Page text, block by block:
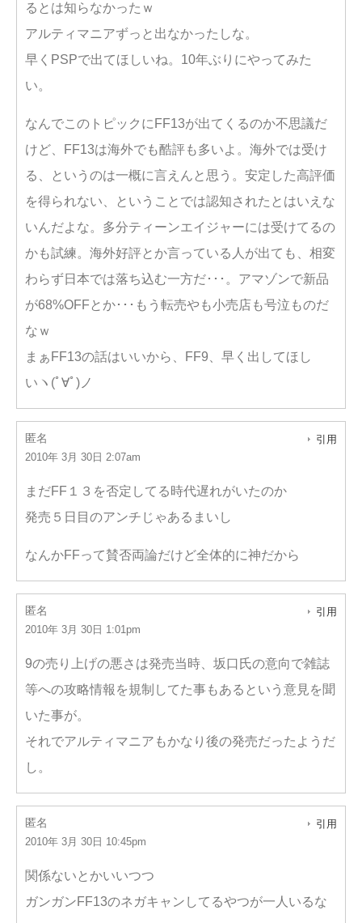
るとは知らなかったｗ
アルティマニアずっと出なかったしな。
早くPSPで出てほしいね。10年ぶりにやってみた
い。
なんでこのトピックにFF13が出てくるのか不思議だ
けど、FF13は海外でも酷評も多いよ。海外では受け
る、というのは一概に言えんと思う。安定した高評価
を得られない、ということでは認知されたとはいえな
いんだよな。多分ティーンエイジャーには受けてるの
かも試練。海外好評とか言っている人が出ても、相変
わらず日本では落ち込む一方だ･･･。アマゾンで新品
が68%OFFとか･･･もう転売やも小売店も号泣ものだ
なｗ
まぁFF13の話はいいから、FF9、早く出してほし
いヽ(ﾟ∀ﾟ)ノ
匿名
2010年 3月 30日 2:07am
引用
まだFF１３を否定してる時代遅れがいたのか
発売５日目のアンチじゃあるまいし
なんかFFって賛否両論だけど全体的に神だから
匿名
2010年 3月 30日 1:01pm
引用
9の売り上げの悪さは発売当時、坂口氏の意向で雑誌
等への攻略情報を規制してた事もあるという意見を聞
いた事が。
それでアルティマニアもかなり後の発売だったようだ
し。
匿名
2010年 3月 30日 10:45pm
引用
関係ないとかいいつつ
ガンガンFF13のネガキャンしてるやつが一人いるな